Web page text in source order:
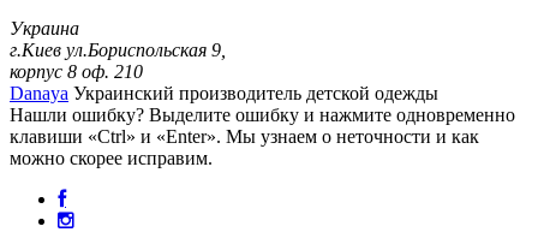
Украина
г.Киев ул.Бориспольская 9,
корпус 8 оф. 210
Danaya Украинский производитель детской одежды
Нашли ошибку? Выделите ошибку и нажмите одновременно
клавиши «Ctrl» и «Enter». Мы узнаем о неточности и как
можно скорее исправим.